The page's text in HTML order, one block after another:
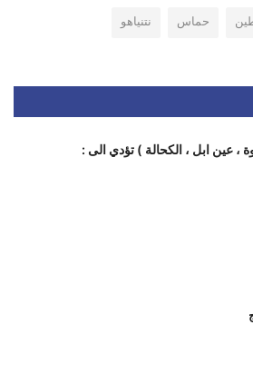
حماس نتنياهو
، عين ابل ، الكحالة ) تؤدي الى :